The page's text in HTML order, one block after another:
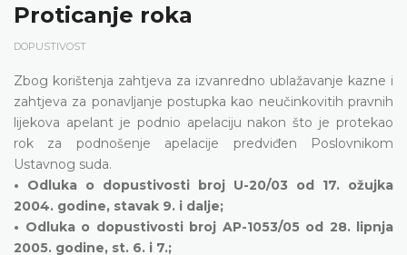
Proticanje roka
DOPUSTIVOST
Zbog korištenja zahtjeva za izvanredno ublažavanje kazne i
zahtjeva za ponavljanje postupka kao neučinkovitih pravnih
lijekova apelant je podnio apelaciju nakon što je protekao
rok za podnošenje apelacije predviđen Poslovnikom
Ustavnog suda.
• Odluka o dopustivosti broj U-20/03 od 17. ožujka
2004. godine, stavak 9. i dalje;
• Odluka o dopustivosti broj AP-1053/05 od 28. lipnja
2005. godine, st. 6. i 7.;